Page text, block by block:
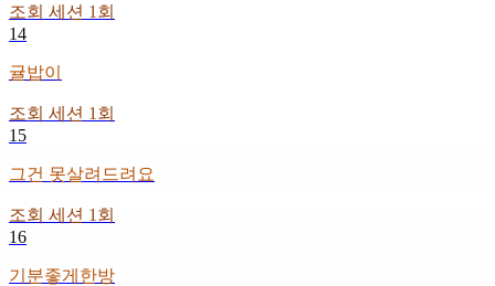
조회 세션 1 회
14
귤밥이
조회 세션 1 회
15
그건 못살려드려요
조회 세션 1 회
16
기분좋게한방